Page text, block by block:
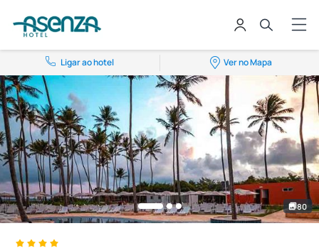
Ligar ao hotel Ver no Mapa
80